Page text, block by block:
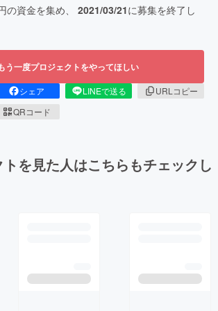
の資金を集め、 2021/03/21に募集を終了し
う一度プロジェクトをやってほしい
シェア LINEで送る
URLコピー
QRコード
を見た人はこちらもチェックし